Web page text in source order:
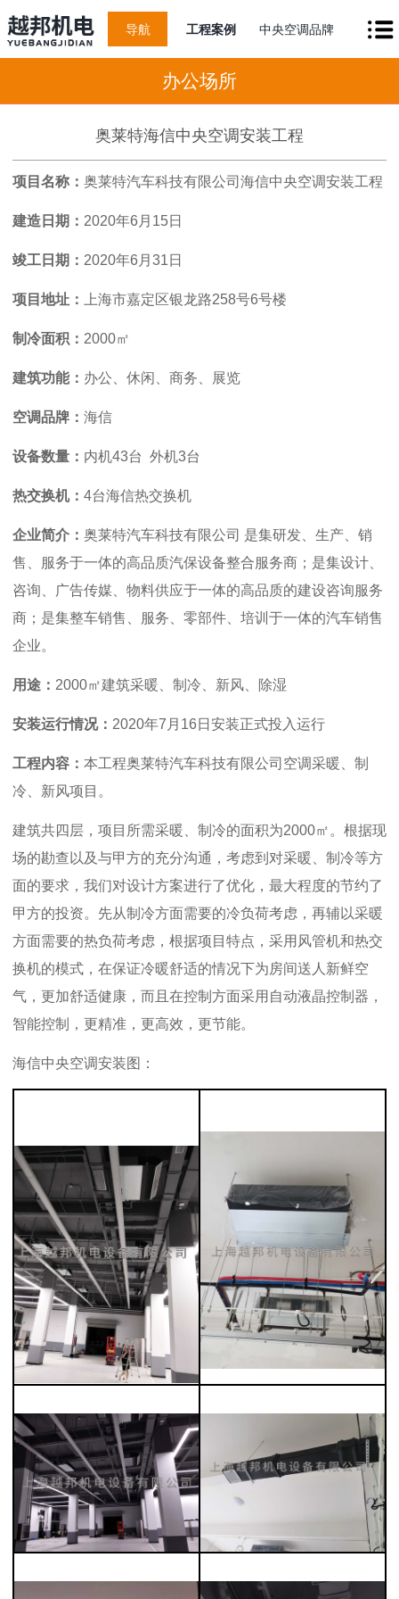
导航 工程案例 中央空调品牌
办公场所
奥莱特海信中央空调安装工程
项目名称： 奥莱特汽车科技有限公司海信中央空调安装工程
建造日期： 2020年6月15日
竣工日期： 2020年6月31日
项目地址： 上海市嘉定区银龙路258号6号楼
制冷面积： 2000㎡
建筑功能： 办公、休闲、商务、展览
空调品牌： 海信
设备数量： 内机43台 外机3台
热交换机： 4台海信热交换机
企业简介： 奥莱特汽车科技有限公司 是集研发、生产、销
售、服务于一体的高品质汽保设备整合服务商；是集设计、
咨询、广告传媒、物料供应于一体的高品质的建设咨询服务
商；是集整车销售、服务、零部件、培训于一体的汽车销售
企业。
用途： 2000㎡建筑采暖、制冷、新风、除湿
安装运行情况： 2020年7月16日安装正式投入运行
工程内容： 本工程奥莱特汽车科技有限公司空调采暖、制
冷、新风项目。
建筑共四层，项目所需采暖、制冷的面积为2000㎡。根据现
场的勘查以及与甲方的充分沟通，考虑到对采暖、制冷等方
面的要求，我们对设计方案进行了优化，最大程度的节约了
甲方的投资。先从制冷方面需要的冷负荷考虑，再辅以采暖
方面需要的热负荷考虑，根据项目特点，采用风管机和热交
换机的模式，在保证冷暖舒适的情况下为房间送人新鲜空
气，更加舒适健康，而且在控制方面采用自动液晶控制器，
智能控制，更精准，更高效，更节能。
海信中央空调安装图：